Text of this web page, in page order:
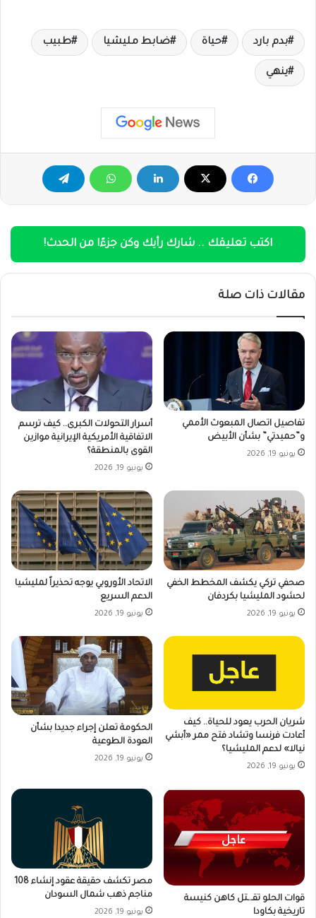
بدم بارد حياة ضابط مليشيا طبيب
ينهي
اكتب تعليقك .. شارك رأيك وكن جزءًا من الحدث!
مقالات ذات صلة
تفاصيل اتصال المبعوث الأممي
و”حميدتي” بشأن الأبيض
يونيو 19, 2026
أسرار التحولات الكبرى.. كيف ترسم
الاتفاقية الأمريكية الإيرانية موازين
القوى بالمنطقة؟
يونيو 19, 2026
صحفي تركي يكشف المخطط الخفي
لحشود المليشيا بكردفان
يونيو 19, 2026
الاتحاد الأوروبي يوجه تحذيراً لمليشيا
الدعم السريع
يونيو 19, 2026
شريان الحرب يعود للحياة.. كيف
أعادت فرنسا وتشاد فتح ممر «أبشي
نيالا» لدعم المليشيا؟
يونيو 19, 2026
الحكومة تعلن إجراء جديدا بشأن
العودة الطوعية
يونيو 19, 2026
قوات الحلو تقـ.ـتل كاهن كنيسة
تاريخية بكاودا
مصر تكشف حقيقة عقود إنشاء 108
مناجم ذهب شمال السودان
يونيو 19, 2026